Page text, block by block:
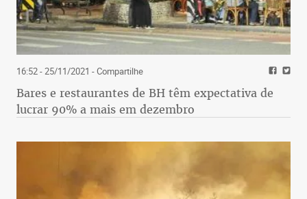
16:52 - 25/11/2021 - Compartilhe
Bares e restaurantes de BH têm expectativa de
lucrar 90% a mais em dezembro